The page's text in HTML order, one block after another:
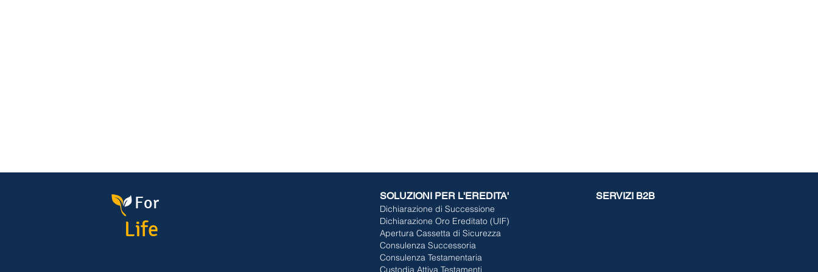
For
Life
SOLUZIONI PER L'EREDITA'
Dichiarazione di Successione
Dichiarazione Oro Ereditato (UIF)
Apertura Cassetta di Sicurezza
Consulenza Successoria
Consulenza Testamentaria
Custodia Attiva Testamenti
SERVIZI B2B